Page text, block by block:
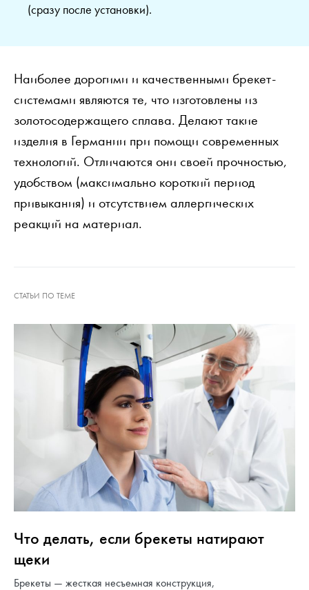
(сразу после установки).
Наиболее дорогими и качественными брекет-
системами являются те, что изготовлены из
золотосодержащего сплава. Делают такие
изделия в Германии при помощи современных
технологий. Отличаются они своей прочностью,
удобством (максимально короткий период
привыкания) и отсутствием аллергических
реакций на материал.
Что делать, если брекеты натирают
щеки
Брекеты — жесткая несъемная конструкция,